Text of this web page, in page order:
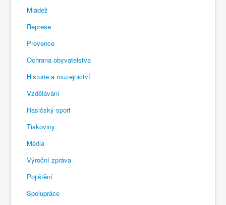
Mládež
Represe
Prevence
Ochrana obyvatelstva
Historie a muzejnictví
Vzdělávání
Hasičský sport
Tiskoviny
Média
Výroční zpráva
Pojištění
Spolupráce